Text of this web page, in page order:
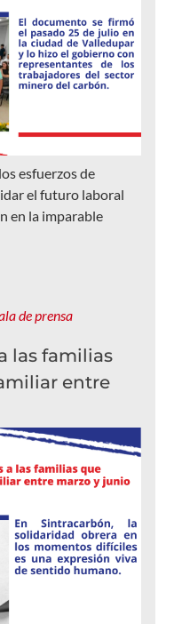
esfuerzos de
el futuro laboral
en la imparable
de prensa
las familias
entre